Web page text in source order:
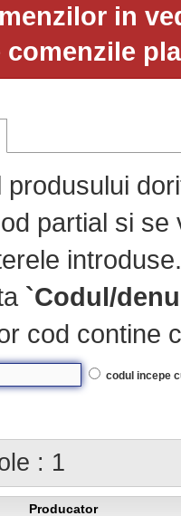
in
produsului
partial si
introduse.
`Codul/
cod contine
codul incepe
: 1
Producator